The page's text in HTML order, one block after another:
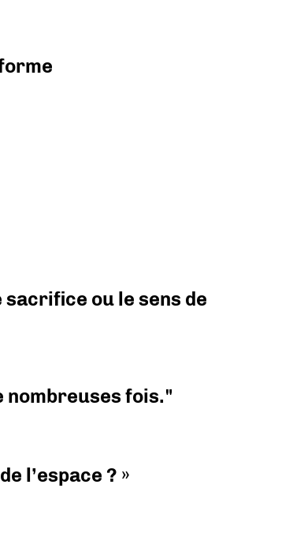
ou le sens de
nombreuses fois."
l’espace ? »